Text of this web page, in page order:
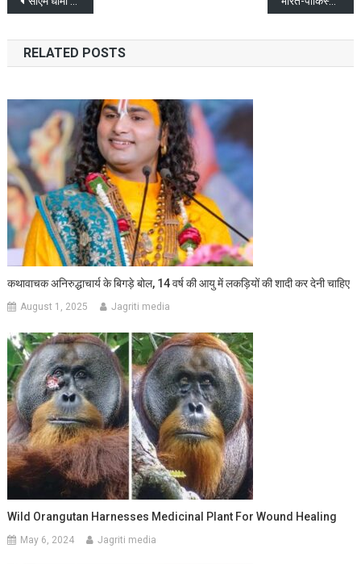
navigation
RELATED POSTS
कथावाचक अनिरुद्धाचार्य के बिगड़े बोल, 14 वर्ष की आयु में लकड़ियों की शादी कर देनी चाहिए
August 1, 2025 Jagriti media
Wild Orangutan Harnesses Medicinal Plant For Wound Healing
May 6, 2024 Jagriti media